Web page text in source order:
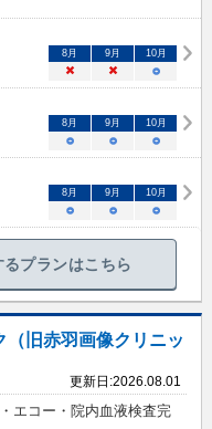
8 月 9 月 10月
× × ○
8 月 9 月 10月
○ ○ ○
8 月 9 月 10月
○ ○ ○
プランはこちら
旧赤羽画像クリニッ
更新日:2026.08.01
エコー・院内血液検査完